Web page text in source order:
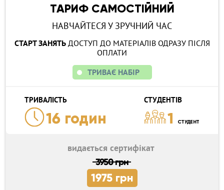
ТАРИФ САМОСТІЙНИЙ
НАВЧАЙТЕСЯ У ЗРУЧНИЙ ЧАС
СТАРТ ЗАНЯТЬДОСТУП ДО МАТЕРІАЛІВ ОДРАЗУ ПІСЛЯ
ОПЛАТИ
ТРИВАЄ НАБІР
ТРИВАЛІСТЬ
16 годин
СТУДЕНТІВ
1 СТУДЕНТ
видається сертифікат
3950 грн
1975 грн